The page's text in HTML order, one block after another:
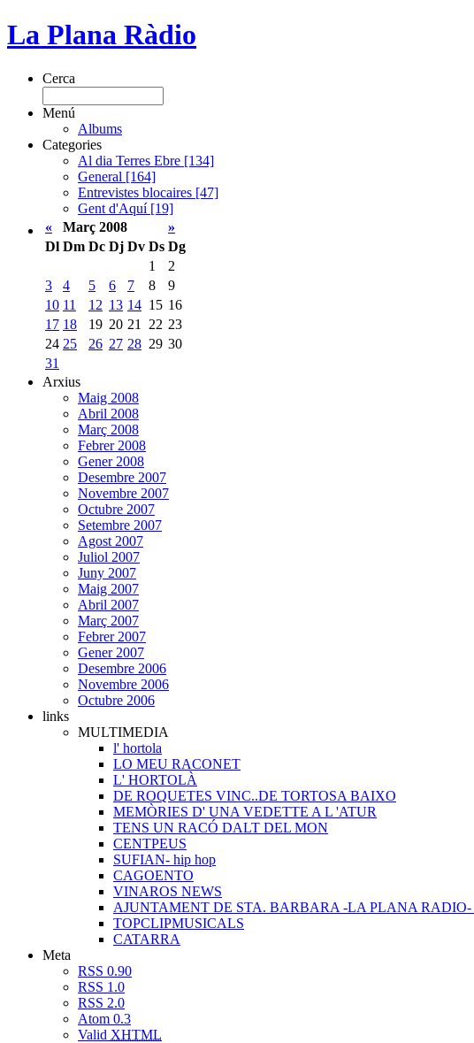
La Plana Ràdio
Cerca
Menú
Albums
Categories
Al dia Terres Ebre [134]
General [164]
Entrevistes blocaires [47]
Gent d'Aquí [19]
«
Març 2008
»
Dl Dm Dc Dj Dv Ds Dg
1
2
3
4 5 6 7 8
9
10 11 12 13 14 15 16
17 18 19 20 21 22 23
24 25 26 27 28 29 30
31
Arxius
Maig 2008
Abril 2008
Març 2008
Febrer 2008
Gener 2008
Desembre 2007
Novembre 2007
Octubre 2007
Setembre 2007
Agost 2007
Juliol 2007
Juny 2007
Maig 2007
Abril 2007
Març 2007
Febrer 2007
Gener 2007
Desembre 2006
Novembre 2006
Octubre 2006
links
MULTIMEDIA
l' hortola
LO MEU RACONET
L' HORTOLÀ
DE ROQUETES VINC..DE TORTOSA BAIXO
MEMÒRIES D' UNA VEDETTE A L 'ATUR
TENS UN RACÓ DALT DEL MON
CENTPEUS
SUFIAN- hip hop
CAGOENTO
VINAROS NEWS
AJUNTAMENT DE STA. BARBARA -LA PLANA
TOPCLIPMUSICALS
CATARRA
Meta
RSS 0.90
RSS 1.0
RSS 2.0
Atom 0.3
Valid XHTML